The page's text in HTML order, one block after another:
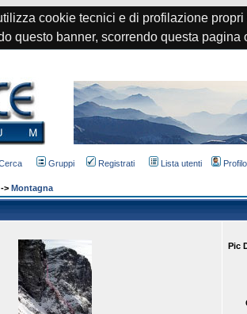
cookie tecnici e di profilazione
questo banner, scorrendo questa
Gruppi Registrati Lista utenti Profilo
-> Montagna
Pic